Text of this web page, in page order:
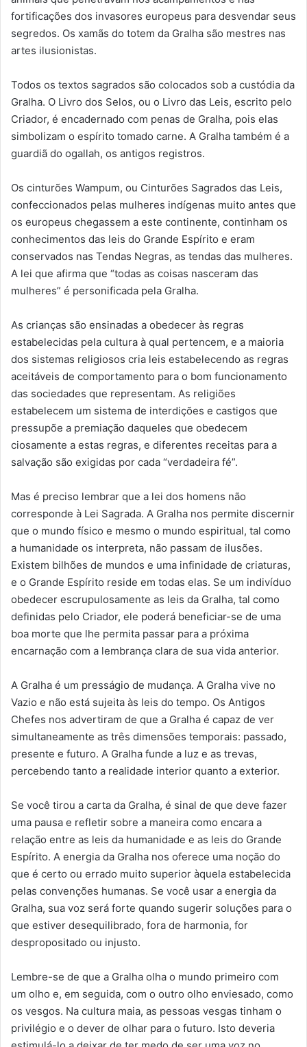
fortificações dos invasores europeus para desvendar seus
segredos. Os xamãs do totem da Gralha são mestres nas
artes ilusionistas.
Todos os textos sagrados são colocados sob a custódia da
Gralha. O Livro dos Selos, ou o Livro das Leis, escrito pelo
Criador, é encadernado com penas de Gralha, pois elas
simbolizam o espírito tomado carne. A Gralha também é a
guardiã do ogallah, os antigos registros.
Os cinturões Wampum, ou Cinturões Sagrados das Leis,
confeccionados pelas mulheres indígenas muito antes que
os europeus chegassem a este continente, continham os
conhecimentos das leis do Grande Espírito e eram
conservados nas Tendas Negras, as tendas das mulheres.
A lei que afirma que “todas as coisas nasceram das
mulheres” é personificada pela Gralha.
As crianças são ensinadas a obedecer às regras
estabelecidas pela cultura à qual pertencem, e a maioria
dos sistemas religiosos cria leis estabelecendo as regras
aceitáveis de comportamento para o bom funcionamento
das sociedades que representam. As religiões
estabelecem um sistema de interdições e castigos que
pressupõe a premiação daqueles que obedecem
ciosamente a estas regras, e diferentes receitas para a
salvação são exigidas por cada “verdadeira fé”.
Mas é preciso lembrar que a lei dos homens não
corresponde à Lei Sagrada. A Gralha nos permite discernir
que o mundo físico e mesmo o mundo espiritual, tal como
a humanidade os interpreta, não passam de ilusões.
Existem bilhões de mundos e uma infinidade de criaturas,
e o Grande Espírito reside em todas elas. Se um indivíduo
obedecer escrupulosamente as leis da Gralha, tal como
definidas pelo Criador, ele poderá beneficiar-se de uma
boa morte que lhe permita passar para a próxima
encarnação com a lembrança clara de sua vida anterior.
A Gralha é um presságio de mudança. A Gralha vive no
Vazio e não está sujeita às leis do tempo. Os Antigos
Chefes nos advertiram de que a Gralha é capaz de ver
simultaneamente as três dimensões temporais: passado,
presente e futuro. A Gralha funde a luz e as trevas,
percebendo tanto a realidade interior quanto a exterior.
Se você tirou a carta da Gralha, é sinal de que deve fazer
uma pausa e refletir sobre a maneira como encara a
relação entre as leis da humanidade e as leis do Grande
Espírito. A energia da Gralha nos oferece uma noção do
que é certo ou errado muito superior àquela estabelecida
pelas convenções humanas. Se você usar a energia da
Gralha, sua voz será forte quando sugerir soluções para o
que estiver desequilibrado, fora de harmonia, for
despropositado ou injusto.
Lembre-se de que a Gralha olha o mundo primeiro com
um olho e, em seguida, com o outro olho enviesado, como
os vesgos. Na cultura maia, as pessoas vesgas tinham o
privilégio e o dever de olhar para o futuro. Isto deveria